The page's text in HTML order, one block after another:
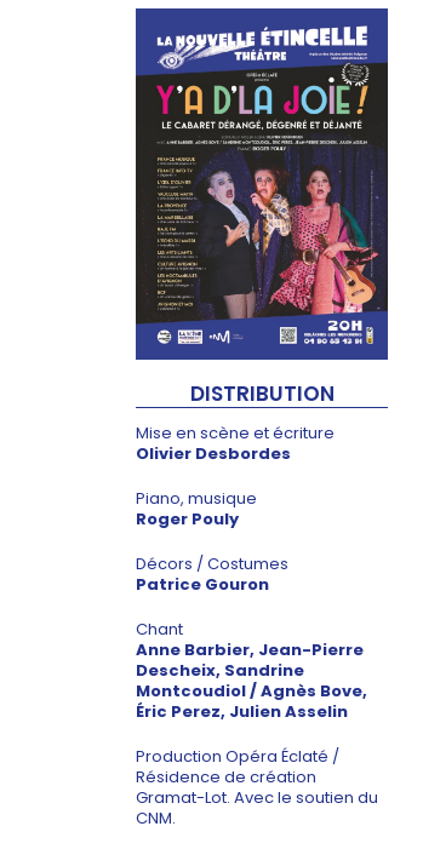
DISTRIBUTION
Mise en scène et écriture
Olivier Desbordes
Piano, musique
Roger Pouly
Décors / Costumes
Patrice Gouron
Chant
Anne Barbier, Jean-Pierre
Descheix, Sandrine
Montcoudiol / Agnès Bove,
Éric Perez, Julien Asselin
Production Opéra Éclaté /
Résidence de création
Gramat-Lot. Avec le soutien du
CNM.